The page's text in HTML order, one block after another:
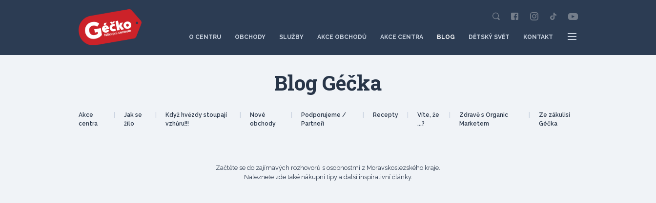
O CENTRU OBCHODY SLUŽBY AKCE OBCHODŮ AKCE CENTRA BLOG DĚTSKÝ SVĚT KONTAKT
Blog Géčka
Akce
centra
Jak se
žilo
Když hvězdy stoupají
vzhůru!!!
Nové
obchody
Podporujeme /
Partneři
Recepty
Víte, že
...?
Zdravě s Organic
Marketem
Ze zákulisí
Géčka
Začtěte se do zajímavých rozhovorů s osobnostmi z Moravskoslezského kraje.
Naleznete zde také nákupní tipy a další inspirativní články.